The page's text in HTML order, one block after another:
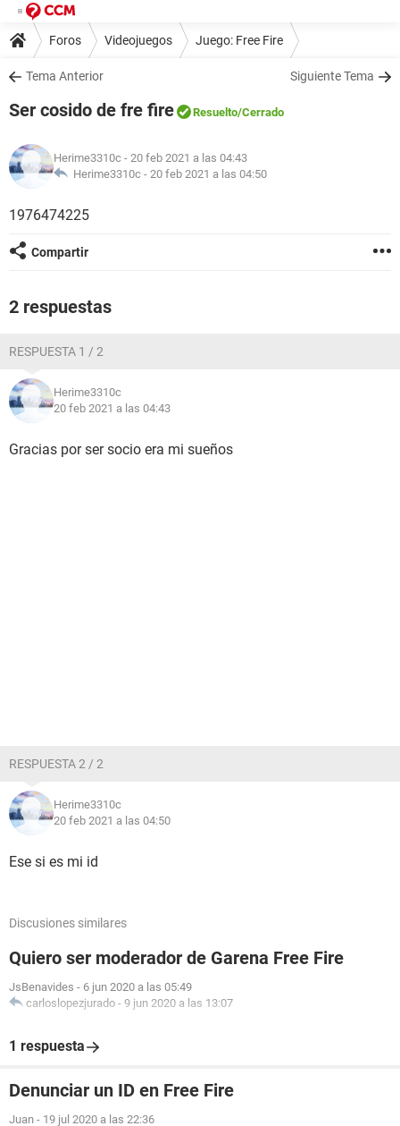
Foros Videojuegos Juego: Free Fire
Tema Anterior Siguiente Tema
Ser cosido de fre fire Resuelto/Cerrado
Herime3310c - 20 feb 2021 a las 04:43
Herime3310c - 20 feb 2021 a las 04:50
1976474225
Compartir
2 respuestas
RESPUESTA 1 / 2
Herime3310c
20 feb 2021 a las 04:43
Gracias por ser socio era mi sueños
RESPUESTA 2 / 2
Herime3310c
20 feb 2021 a las 04:50
Ese si es mi id
Discusiones similares
Quiero ser moderador de Garena Free Fire
JsBenavides - 6 jun 2020 a las 05:49
carloslopezjurado - 9 jun 2020 a las 13:07
1 respuesta
Denunciar un ID en Free Fire
Juan - 19 jul 2020 a las 22:36